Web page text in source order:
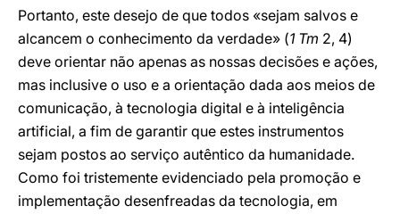
Portanto, este desejo de que todos «sejam salvos e
alcancem o conhecimento da verdade» (1 Tm 2, 4)
deve orientar não apenas as nossas decisões e ações,
mas inclusive o uso e a orientação dada aos meios de
comunicação, à tecnologia digital e à inteligência
artificial, a fim de garantir que estes instrumentos
sejam postos ao serviço autêntico da humanidade.
Como foi tristemente evidenciado pela promoção e
implementação desenfreadas da tecnologia, em